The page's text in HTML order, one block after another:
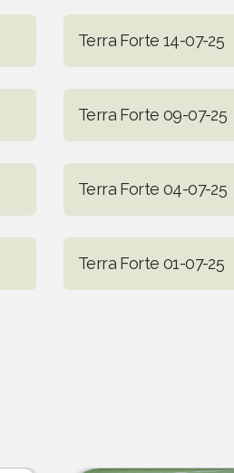
Terra Forte 14-07-25
Terra Forte 09-07-25
Terra Forte 04-07-25
Terra Forte 01-07-25